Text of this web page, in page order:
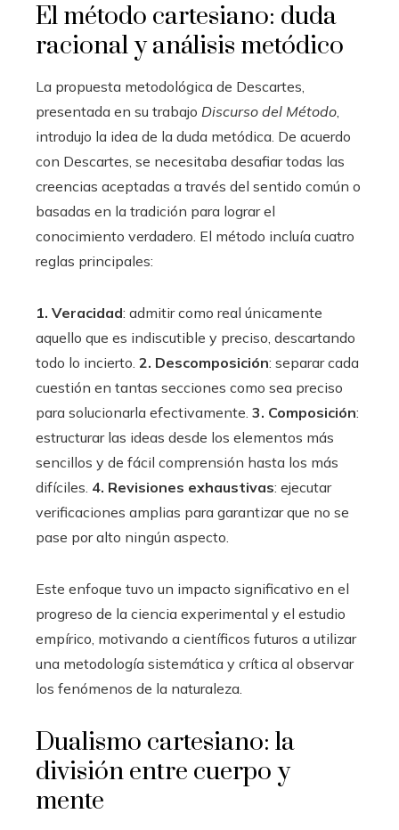
El método cartesiano: duda
racional y análisis metódico
La propuesta metodológica de Descartes,
presentada en su trabajo Discurso del Método,
introdujo la idea de la duda metódica. De acuerdo
con Descartes, se necesitaba desafiar todas las
creencias aceptadas a través del sentido común o
basadas en la tradición para lograr el
conocimiento verdadero. El método incluía cuatro
reglas principales:
1. Veracidad: admitir como real únicamente
aquello que es indiscutible y preciso, descartando
todo lo incierto. 2. Descomposición: separar cada
cuestión en tantas secciones como sea preciso
para solucionarla efectivamente. 3. Composición:
estructurar las ideas desde los elementos más
sencillos y de fácil comprensión hasta los más
difíciles. 4. Revisiones exhaustivas: ejecutar
verificaciones amplias para garantizar que no se
pase por alto ningún aspecto.
Este enfoque tuvo un impacto significativo en el
progreso de la ciencia experimental y el estudio
empírico, motivando a científicos futuros a utilizar
una metodología sistemática y crítica al observar
los fenómenos de la naturaleza.
Dualismo cartesiano: la
división entre cuerpo y
mente